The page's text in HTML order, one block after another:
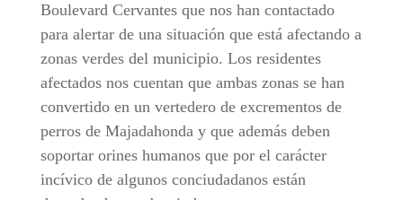
Boulevard Cervantes que nos han contactado
para alertar de una situación que está afectando a
zonas verdes del municipio. Los residentes
afectados nos cuentan que ambas zonas se han
convertido en un vertedero de excrementos de
perros de Majadahonda y que además deben
soportar orines humanos que por el carácter
incívico de algunos conciudadanos están